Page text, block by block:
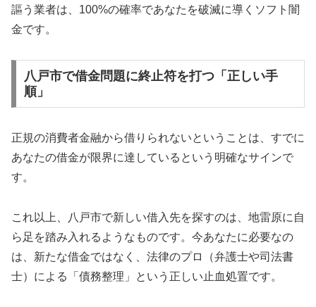
謳う業者は、100%の確率であなたを破滅に導くソフト闇
金です。
八戸市で借金問題に終止符を打つ「正しい手
順」
正規の消費者金融から借りられないということは、すでに
あなたの借金が限界に達しているという明確なサインで
す。
これ以上、八戸市で新しい借入先を探すのは、地雷原に自
ら足を踏み入れるようなものです。今あなたに必要なの
は、新たな借金ではなく、法律のプロ（弁護士や司法書
士）による「債務整理」という正しい止血処置です。